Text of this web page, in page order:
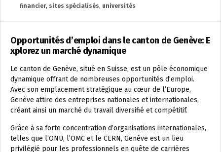
financier, sites spécialisés, universités
Opportunités d’emploi dans le canton de Genève: E
xplorez un marché dynamique
Le canton de Genève, situé en Suisse, est un pôle économique
dynamique offrant de nombreuses opportunités d’emploi.
Avec son emplacement stratégique au cœur de l’Europe,
Genève attire des entreprises nationales et internationales,
créant ainsi un marché du travail diversifié et compétitif.
Grâce à sa forte concentration d’organisations internationales,
telles que l’ONU, l’OMC et le CERN, Genève est un lieu
privilégié pour les professionnels en quête de carrières